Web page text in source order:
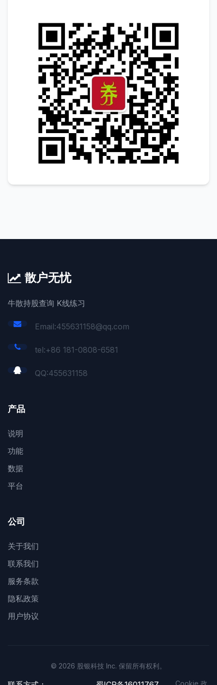
散户无忧
牛散持股查询 K线练习
Email:455631158@qq.com
tel:+86 181-0808-6581
QQ:455631158
产品
说明
功能
数据
平台
公司
关于我们
联系我们
服务条款
隐私政策
用户协议
© 2026 股银科技 Inc. 保留所有权利。
Cookie 政